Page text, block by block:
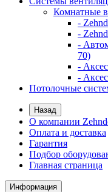
Комнатные
-
-
-
70)
-
-
Потолочные
Назад
О компании
Оплата и доставка
Гарантия
Подбор
Главная страница
Информация